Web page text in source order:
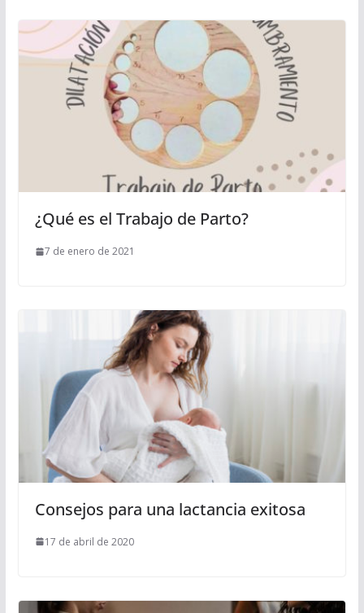
¿Qué es el Trabajo de Parto?
7 de enero de 2021
Consejos para una lactancia exitosa
17 de abril de 2020